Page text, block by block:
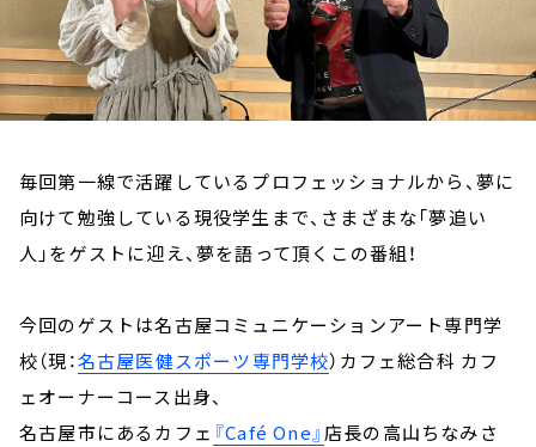
毎回第一線で活躍しているプロフェッショナルから、夢に
向けて勉強している現役学生まで、さまざまな「夢追い
人」をゲストに迎え、夢を語って頂くこの番組！
今回のゲストは名古屋コミュニケーションアート専門学
校（現：名古屋医健スポーツ専門学校）カフェ総合科 カフ
ェオーナーコース出身、
名古屋市にあるカフェ 『Café One』店長の高山ちなみさ